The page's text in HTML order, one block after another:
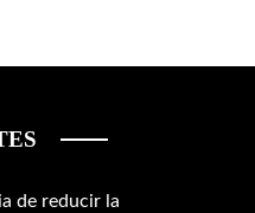
de reducir la